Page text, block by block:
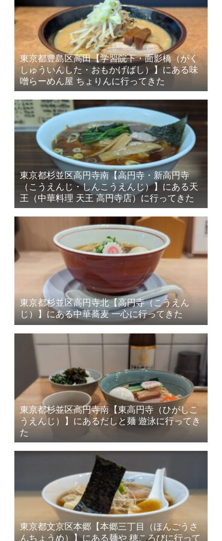
東京都豊島区高田【学習院下・面影橋（がく
しゅういんした・おもかげばし）】にある味
噌らーめん屋 ちょりんに行ってきた
東京都杉並区高円寺南【高円寺・新高円寺
（こうえんじ・しんこうえんじ）】にある天
王（中華料理 天王 高円寺店）に行ってきた
東京都杉並区高円寺北【高円寺（こうえん
じ）】にある中華蕎麦 一心に行ってきた
東京都杉並区高円寺南【東高円寺（ひがしこ
うえんじ）】にあるだしと麺 遊泳に行ってき
た
東京都文京区本郷【本郷三丁目（ほんごうさ
んちょうめ）】にある麺や 穂ころびに行って